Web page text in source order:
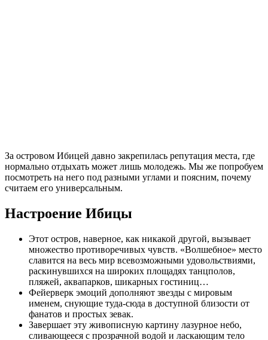
За островом Ибицей давно закрепилась репутация места, где
нормально отдыхать может лишь молодежь. Мы же попробуем
посмотреть на него под разными углами и поясним, почему
считаем его универсальным.
Настроение Ибицы
Этот остров, наверное, как никакой другой, вызывает
множество противоречивых чувств. «Волшебное» место
славится на весь мир всевозможными удовольствиями,
раскинувшихся на широких площадях танцполов,
пляжей, аквапарков, шикарных гостиниц…
Фейерверк эмоций дополняют звезды с мировым
именем, снующие туда-сюда в доступной близости от
фанатов и простых зевак.
Завершает эту живописную картину лазурное небо,
сливающееся с прозрачной водой и ласкающим тело